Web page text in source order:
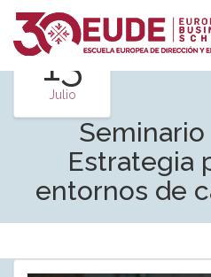
13
Julio
Seminario
Estrategia
entornos de